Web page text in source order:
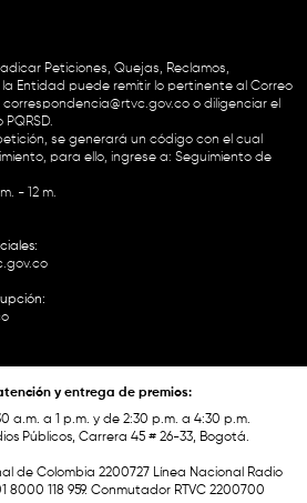
Peticiones, Quejas, Reclamos,
Entidad puede remitir lo pertinente al Correo
correspondencia@rtvc.gov.co o diligenciar el
se generará un código con el cual
para ello, ingrese a: Seguimiento de
- 12 m.
y entrega de premios:
a.m. a 1 p.m. y de 2:30 p.m. a 4:30 p.m.
Públicos, Carrera 45 # 26-33, Bogotá.
de Colombia 2200727 Línea Nacional Radio
8000 118 959. Conmutador RTVC 2200700